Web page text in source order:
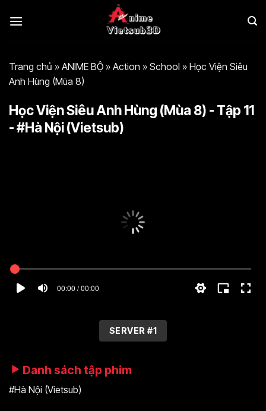
qua
Trang chủ » ANIME BỘ » Action » School » Học Viện Siêu
Anh Hùng (Mùa 8)
Học Viện Siêu Anh Hùng (Mùa 8) - Tập 11
- #Hà Nội (Vietsub)
00:00 / 00:00
SERVER #1
Danh sách tập phim
#Hà Nội (Vietsub)